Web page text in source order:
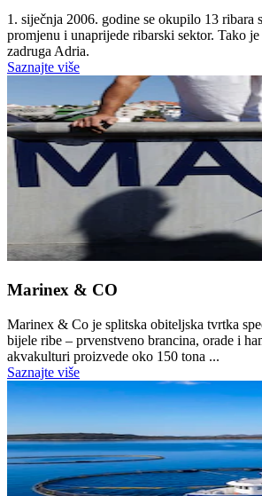
1. siječnja 2006. godine se okupilo 13 ribara
promjenu i unaprijede ribarski sektor. Tako je
zadruga Adria.
Saznajte više
Marinex & CO
Marinex & Co je splitska obiteljska tvrtka
bijele ribe – prvenstveno brancina, orade i
akvakulturi proizvede oko 150 tona ...
Saznajte više